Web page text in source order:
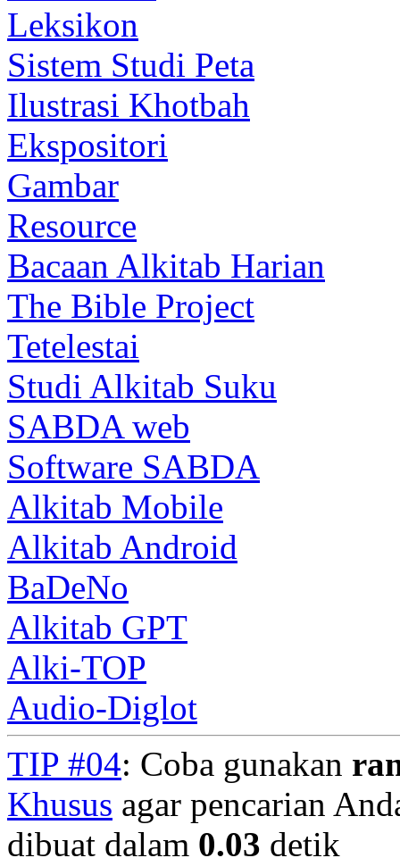
Leksikon
Sistem Studi Peta
Ilustrasi Khotbah
Ekspositori
Gambar
Resource
Bacaan Alkitab Harian
The Bible Project
Tetelestai
Studi Alkitab Suku
SABDA web
Software SABDA
Alkitab Mobile
Alkitab Android
BaDeNo
Alkitab GPT
Alki-TOP
Audio-Diglot
TIP #04: Coba gunakan
Khusus agar pencarian
dibuat dalam 0.03 detik